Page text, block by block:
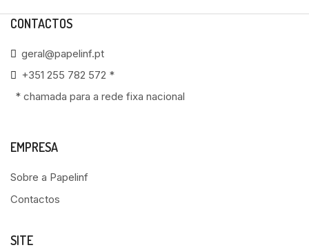
CONTACTOS
geral@papelinf.pt
+351 255 782 572 *
* chamada para a rede fixa nacional
EMPRESA
Sobre a Papelinf
Contactos
SITE